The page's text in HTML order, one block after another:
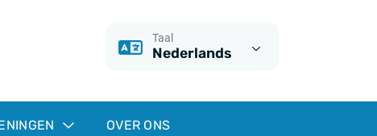
Taal
Nederlands
OVER ONS